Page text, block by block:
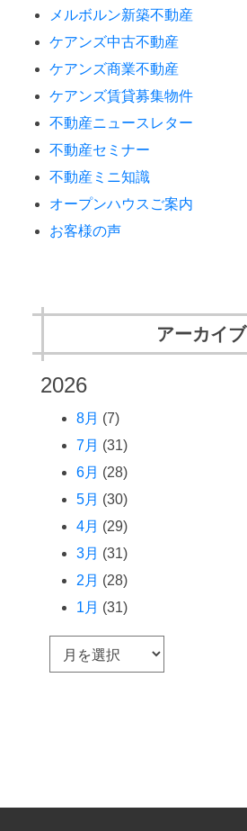
メルボルン新築不動産
ケアンズ中古不動産
ケアンズ商業不動産
ケアンズ賃貸募集物件
不動産ニュースレター
不動産セミナー
不動産ミニ知識
オープンハウスご案内
お客様の声
アーカイブ
2026
8月 (7)
7月 (31)
6月 (28)
5月 (30)
4月 (29)
3月 (31)
2月 (28)
1月 (31)
ー